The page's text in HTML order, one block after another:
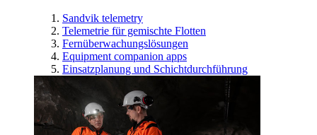
Sandvik telemetry
Telemetrie für gemischte Flotten
Fernüberwachungslösungen
Equipment companion apps
Einsatzplanung und Schichtdurchführung